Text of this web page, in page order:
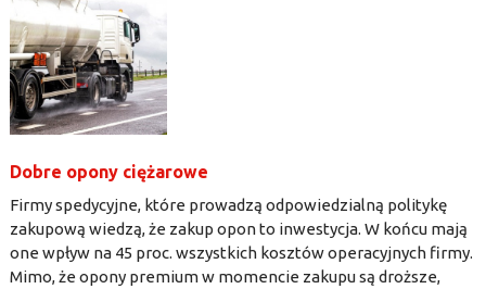
Dobre opony ciężarowe
Firmy spedycyjne, które prowadzą odpowiedzialną politykę
zakupową wiedzą, że zakup opon to inwestycja. W końcu mają
one wpływ na 45 proc. wszystkich kosztów operacyjnych firmy.
Mimo, że opony premium w momencie zakupu są droższe,